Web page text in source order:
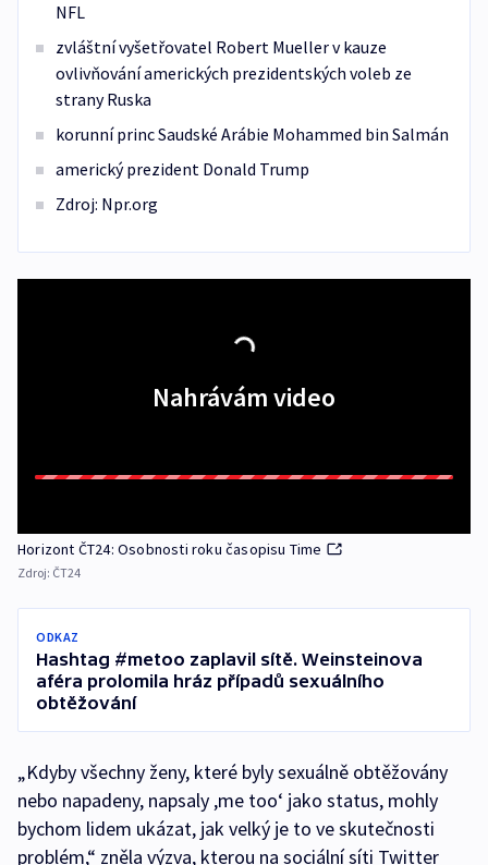
NFL
zvláštní vyšetřovatel Robert Mueller v kauze
ovlivňování amerických prezidentských voleb ze
strany Ruska
korunní princ Saudské Arábie Mohammed bin Salmán
americký prezident Donald Trump
Zdroj: Npr.org
Nahrávám video
Horizont ČT24: Osobnosti roku časopisu Time
Zdroj: ČT24
ODKAZ
Hashtag #metoo zaplavil sítě. Weinsteinova
aféra prolomila hráz případů sexuálního
obtěžování
„Kdyby všechny ženy, které byly sexuálně obtěžovány
nebo napadeny, napsaly ,me too‘ jako status, mohly
bychom lidem ukázat, jak velký je to ve skutečnosti
problém,“ zněla výzva, kterou na sociální síti Twitter